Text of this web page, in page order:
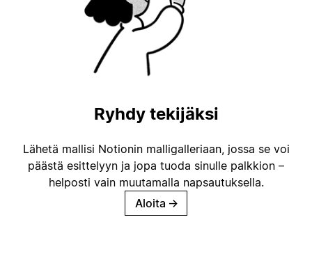
Ryhdy tekijäksi
Lähetä mallisi Notionin malligalleriaan, jossa se voi
päästä esittelyyn ja jopa tuoda sinulle palkkion –
helposti vain muutamalla napsautuksella.
Aloita →